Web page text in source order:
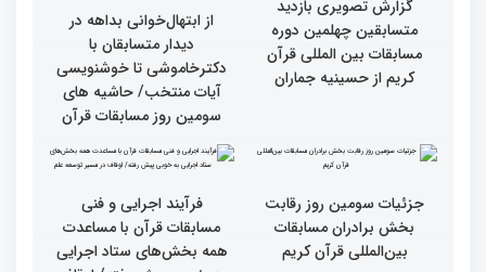
گزارش تصویری بازدید
کریم از حسینیه جماران
از ابتهال‌خوانی بداهه در
دیدار متسابقان با
دکترخاموشی تا خوشنویسی
آیات منتخب/ حاشیه های
سومین روز مسابقات قرآن